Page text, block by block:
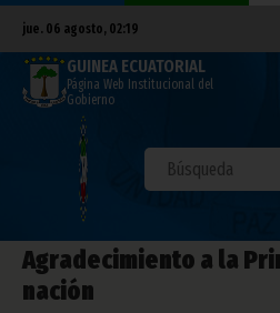
jue. 06 agosto, 02:19
GUINEA ECUATORIAL
Página Web Institucional del
Gobierno
Agradecimiento a la
nación